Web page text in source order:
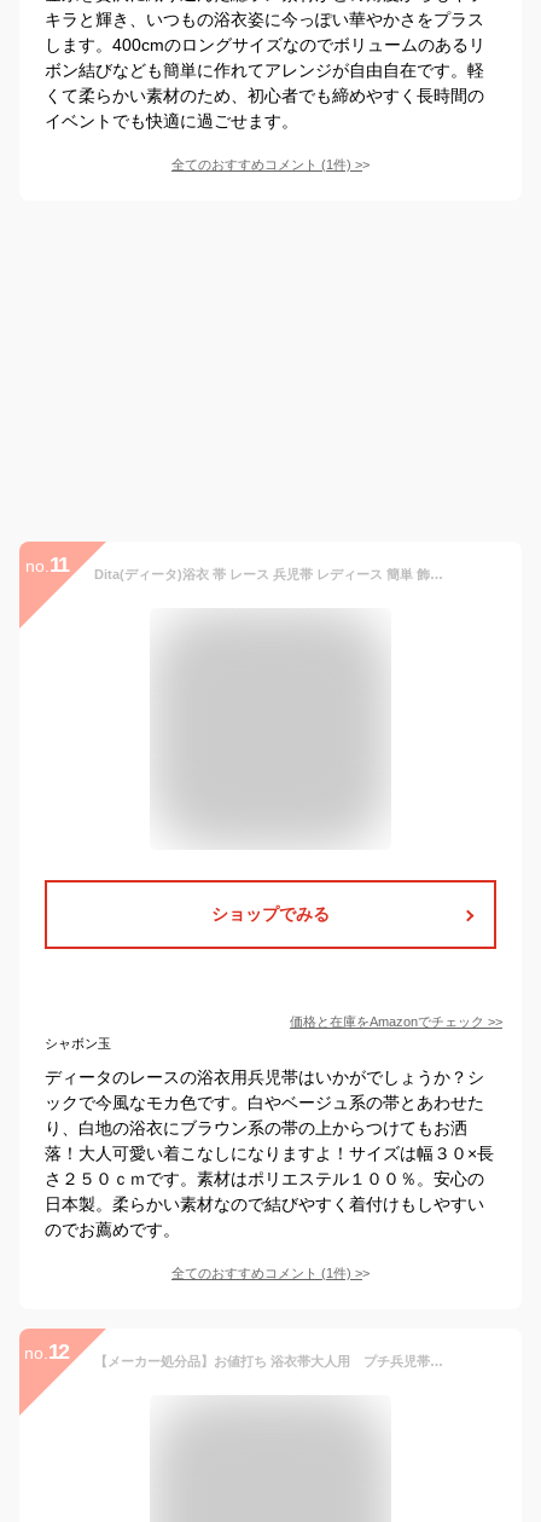
キラと輝き、いつもの浴衣姿に今っぽい華やかさをプラス
します。400cmのロングサイズなのでボリュームのあるリ
ボン結びなども簡単に作れてアレンジが自由自在です。軽
くて柔らかい素材のため、初心者でも締めやすく長時間の
イベントでも快適に過ごせます。
全てのおすすめコメント (1件) >
no. 11 Dita(ディータ)浴衣 帯 レース 兵児帯 レディース 簡単 飾り 大人 帯留め 帯締め 帯揚げ(Moca(モカ),FREE(フリーサイズ))
ショップでみる
価格と在庫をAmazonでチェック >>
シャボン玉
ディータのレースの浴衣用兵児帯はいかがでしょうか？シ
ックで今風なモカ色です。白やベージュ系の帯とあわせた
り、白地の浴衣にブラウン系の帯の上からつけてもお洒
落！大人可愛い着こなしになりますよ！サイズは幅３０×長
さ２５０ｃｍです。素材はポリエステル１００％。安心の
日本製。柔らかい素材なので結びやすく着付けもしやすい
のでお薦めです。
全てのおすすめコメント (1件) >
no. 12 【メーカー処分品】お値打ち 浴衣帯大人用 プチ兵児帯 ・ 帯飾りジュニア ・ 子供用 キラキラ 兵児帯ゆかた用 飾り帯 オーガンジーキラキラ レース サーモンピンク（金糸）使い方は自由自在！胴に巻いて リボン結び だけでOK!!